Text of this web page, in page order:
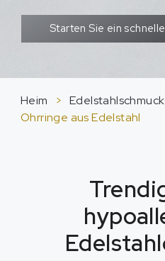
Starten Sie ein
Heim > Edelstahlschmuck
Ohrringe aus Edelstahl